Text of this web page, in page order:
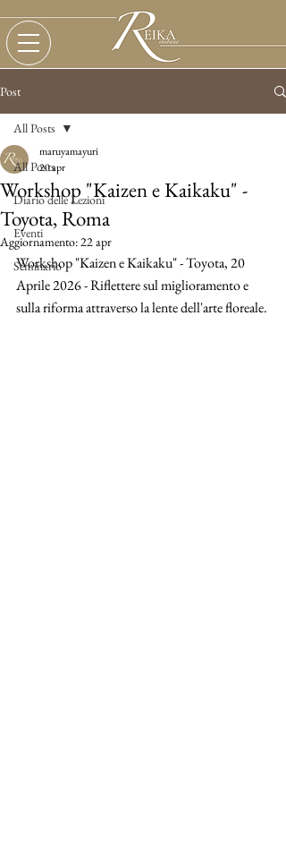
Post
All Posts
Diario delle Lezioni
Eventi
Seminario
All Posts
Workshop "Kaizen e Kaikaku" -
Toyota, Roma
maruyamayuri
20 apr
Aggiornamento:22 apr
Workshop "Kaizen e Kaikaku" - Toyota, 20
Aprile 2026 - Riflettere sul miglioramento e
sulla riforma attraverso la lente dell'arte floreale.